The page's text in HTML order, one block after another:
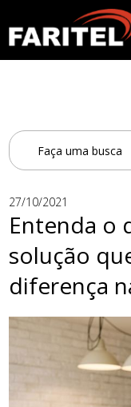
27/10/2021
Entenda o
solução
diferença